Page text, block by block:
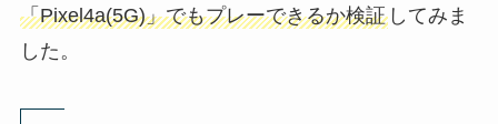
「Pixel4a(5G)」でもプレーできるか検証してみま
した。